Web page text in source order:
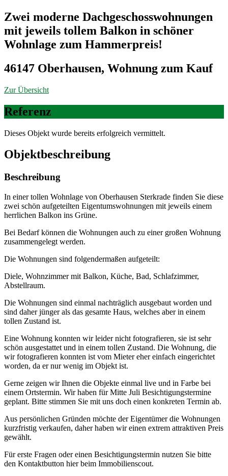
Zwei moderne Dachgeschosswohnungen
mit jeweils tollem Balkon in schöner
Wohnlage zum Hammerpreis!
46147 Oberhausen, Wohnung zum Kauf
Zur Übersicht
Referenz
Dieses Objekt wurde bereits erfolgreich vermittelt.
Objekt­beschreibung
Beschreibung
In einer tollen Wohnlage von Oberhausen Sterkrade finden Sie diese
zwei schön aufgeteilten Eigentumswohnungen mit jeweils einem
herrlichen Balkon ins Grüne.
Bei Bedarf können die Wohnungen auch zu einer großen Wohnung
zusammengelegt werden.
Die Wohnungen sind folgendermaßen aufgeteilt:
Diele, Wohnzimmer mit Balkon, Küche, Bad, Schlafzimmer,
Abstellraum.
Die Wohnungen sind einmal nachträglich ausgebaut worden und
sind daher jünger als das gesamte Haus, welches aber in einem
tollen Zustand ist.
Eine Wohnung konnten wir leider nicht fotografieren, sie ist sehr
schön ausgestattet und in einem tollen Zustand. Die Wohnung, die
wir fotografieren konnten ist vom Mieter eher einfach eingerichtet
worden, da er nur wenig im Objekt ist.
Gerne zeigen wir Ihnen die Objekte einmal live und in Farbe bei
einem Ortstermin. Wir haben für Mitte Juli Besichtigungstermine
geplant. Bitte stimmen Sie mit uns doch einen konkreten Termin ab.
Aus persönlichen Gründen möchte der Eigentümer die Wohnungen
kurzfristig verkaufen, daher haben wir einen extrem attraktiven Preis
gewählt.
Für erste Fragen oder einen Besichtigungstermin nutzen Sie bitte
den Kontaktbutton hier beim Immobilienscout.